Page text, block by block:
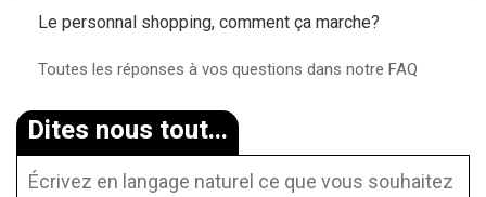
Le personnal shopping, comment ça marche?
Toutes les réponses à vos questions dans notre FAQ
Dites nous tout...
Écrivez en langage naturel ce que vous souhaitez